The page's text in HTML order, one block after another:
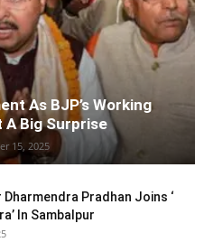
As BJP’s Working
A Big Surprise
15, 2025
Dharmendra Pradhan Joins ‘
In Sambalpur